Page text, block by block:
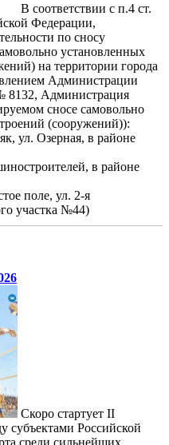
В соответствии с п.4 ст.
Федерации,
по сносу
установленных
на территории города
Администрации
8132, Администрация
сносе самовольно
(сооружений)):
ул. Озерная, в районе
в районе
поле, ул. 2-я
участка №44)
Скоро стартует II
субъектами Российской
среди сильнейших